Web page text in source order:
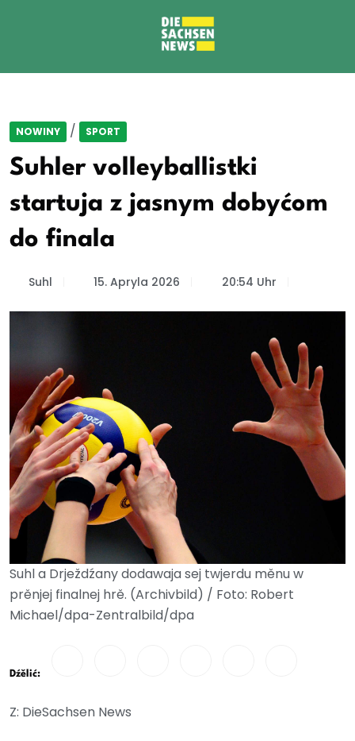
NOWINY / SPORT
Suhler volleyballistki
startuja z jasnym dobyćom
do finala
Suhl 15. Apryla 2026 20:54 Uhr
Suhl a Drježdźany dodawaja sej twjerdu měnu w
prěnjej finalnej hrě. (Archivbild) / Foto: Robert
Michael/dpa-Zentralbild/dpa
Dźělić:
Z: DieSachsen News